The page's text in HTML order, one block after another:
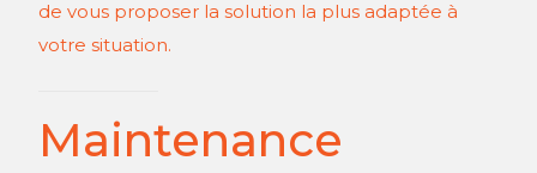
de vous proposer la solution la plus adaptée à
votre situation.
Maintenance